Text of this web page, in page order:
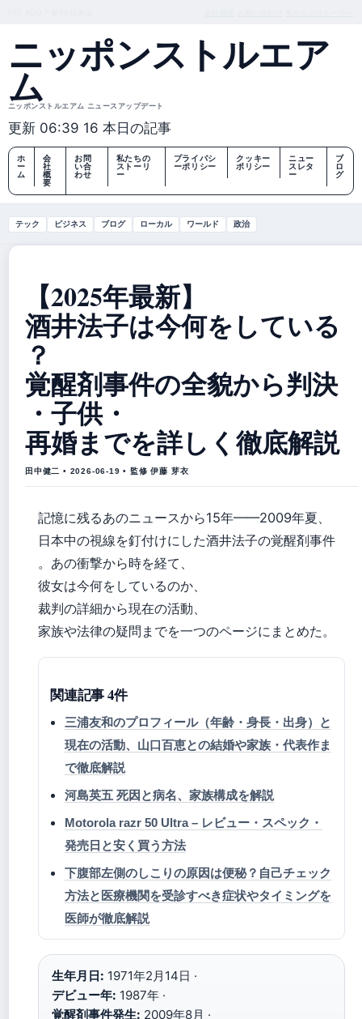
ニッポンストルエア
ム
ニッポンストルエアム ニュースアップデート
更新 06:39 16 本日の記事
ホ
ー
ム
会
社
概
要
お問
い合
わせ
私たちの
ストーリ
ー
プライバシ
ーポリシー
クッキー
ポリシー
ニュー
スレタ
ー
ブ
ロ
グ
テック ビジネス ブログ ローカル ワールド 政治
【2025年最新】
酒井法子は今何をしている
？
覚醒剤事件の全貌から判決
・子供・
再婚までを詳しく徹底解説
田中健二 • 2026-06-19 • 監修 伊藤 芽衣
記憶に残るあのニュースから15年——2009年夏、
日本中の視線を釘付けにした酒井法子の覚醒剤事件
。あの衝撃から時を経て、
彼女は今何をしているのか、
裁判の詳細から現在の活動、
家族や法律の疑問までを一つのページにまとめた。
関連記事 4件
三浦友和のプロフィール（年齢・身長・出身）と
現在の活動、山口百恵との結婚や家族・代表作ま
で徹底解説
河島英五 死因と病名、家族構成を解説
Motorola razr 50 Ultra – レビュー・スペック・
発売日と安く買う方法
下腹部左側のしこりの原因は便秘？自己チェック
方法と医療機関を受診すべき症状やタイミングを
医師が徹底解説
生年月日: 1971年2月14日 ·
デビュー年: 1987年 ·
覚醒剤事件発生: 2009年8月 ·